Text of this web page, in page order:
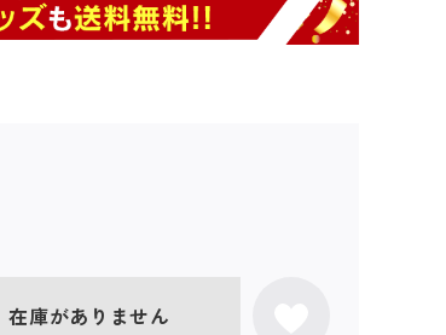
在庫がありません